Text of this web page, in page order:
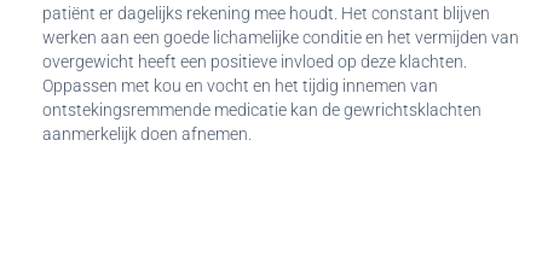
patiënt er dagelijks rekening mee houdt. Het constant blijven
werken aan een goede lichamelijke conditie en het vermijden van
overgewicht heeft een positieve invloed op deze klachten.
Oppassen met kou en vocht en het tijdig innemen van
ontstekingsremmende medicatie kan de gewrichtsklachten
aanmerkelijk doen afnemen.